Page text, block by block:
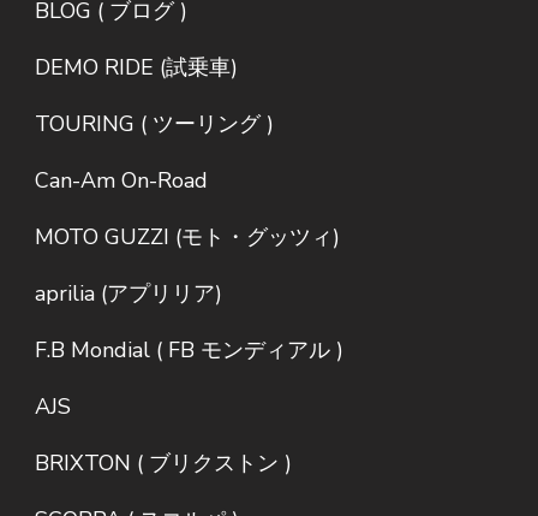
BLOG ( ブログ )
DEMO RIDE (試乗車)
TOURING ( ツーリング )
Can-Am On-Road
MOTO GUZZI (モト・グッツィ)
aprilia (アプリリア)
F.B Mondial ( FB モンディアル )
AJS
BRIXTON ( ブリクストン )